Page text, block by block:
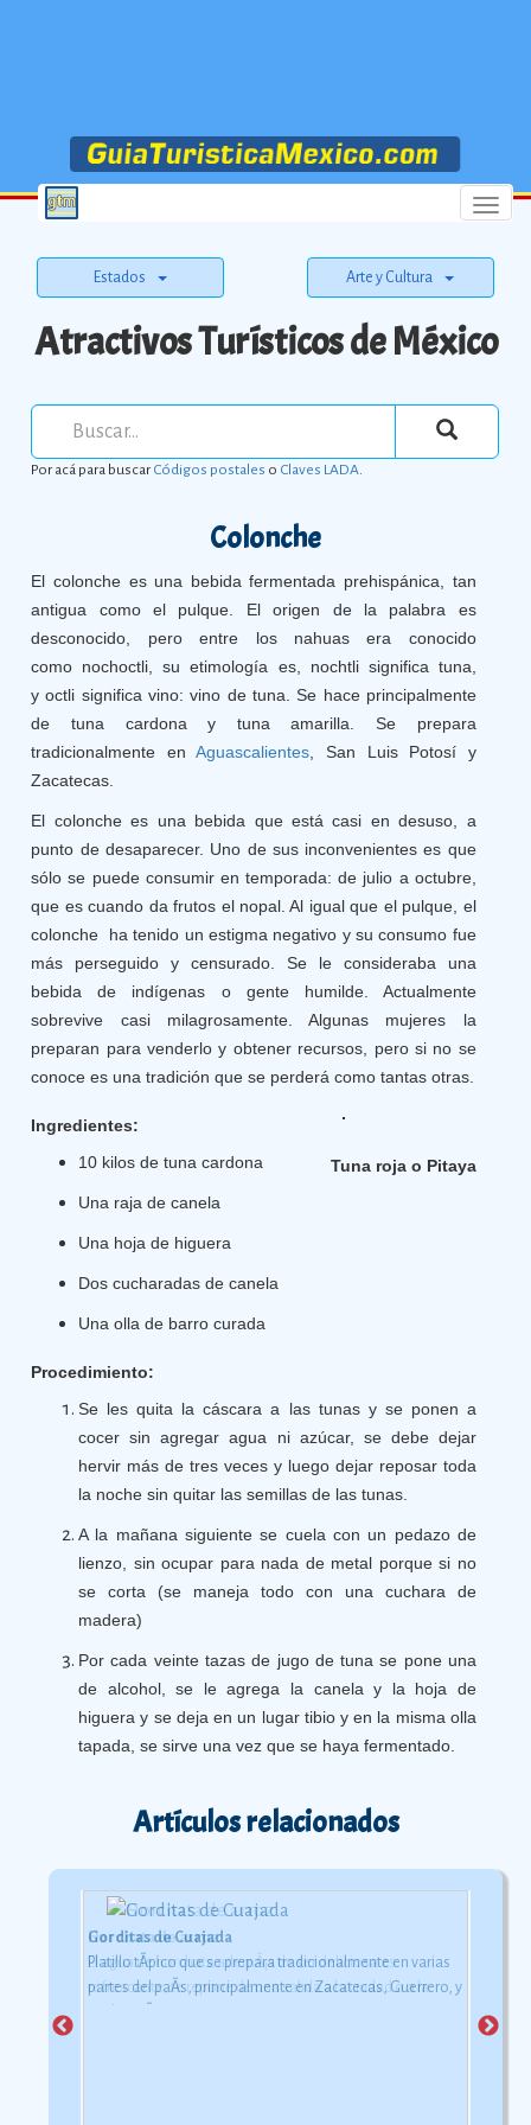
Menu
Estados Arte y Cultura
Atractivos Turísticos de México
Por acá para buscarCódigos postales o Claves LADA.
Colonche
El colonche es una bebida fermentada prehispánica, tan
antigua como el pulque. El origen de la palabra es
desconocido, pero entre los nahuas era conocido
como nochoctli, su etimología es, nochtli significa tuna,
y octli significa vino: vino de tuna. Se hace principalmente
de tuna cardona y tuna amarilla. Se prepara
tradicionalmente enAguascalientes , San Luis Potosí y
Zacatecas.
El colonche es una bebida que está casi en desuso, a
punto de desaparecer. Uno de sus inconvenientes es que
sólo se puede consumir en temporada: de julio a octubre,
que es cuando da frutos el nopal. Al igual que el pulque, el
colonche ha tenido un estigma negativo y su consumo fue
más perseguido y censurado. Se le consideraba una
bebida de indígenas o gente humilde. Actualmente
sobrevive casi milagrosamente. Algunas mujeres la
preparan para venderlo y obtener recursos, pero si no se
conoce es una tradición que se perderá como tantas otras.
Tuna roja o Pitaya
Ingredientes:
10 kilos de tuna cardona
Una raja de canela
Una hoja de higuera
Dos cucharadas de canela
Una olla de barro curada
Procedimiento:
Se les quita la cáscara a las tunas y se ponen a
cocer sin agregar agua ni azúcar, se debe dejar
hervir más de tres veces y luego dejar reposar toda
la noche sin quitar las semillas de las tunas.
A la mañana siguiente se cuela con un pedazo de
lienzo, sin ocupar para nada de metal porque si no
se corta (se maneja todo con una cuchara de
madera)
Por cada veinte tazas de jugo de tuna se pone una
de alcohol, se le agrega la canela y la hoja de
higuera y se deja en un lugar tibio y en la misma olla
tapada, se sirve una vez que se haya fermentado.
Artículos relacionados
Gorditas de Cuajada
Platillo tÃ­pico que se prepara tradicionalmente en varias
partes del paÃ­s, principalmente en Zacatecas, Guerrero, y
Horchata de arroz
El agua de horchata ademÃ¡s de ser deliciosa es
refrescante, te repone de una salida a la ciudad o a la